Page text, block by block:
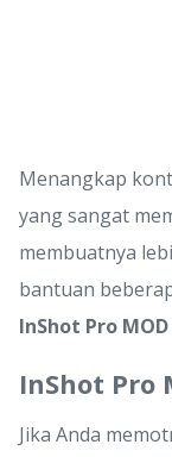
Menangkap
yang sangat
membuatnya
bantuan
InShot Pro MOD
InShot Pro
Jika Anda